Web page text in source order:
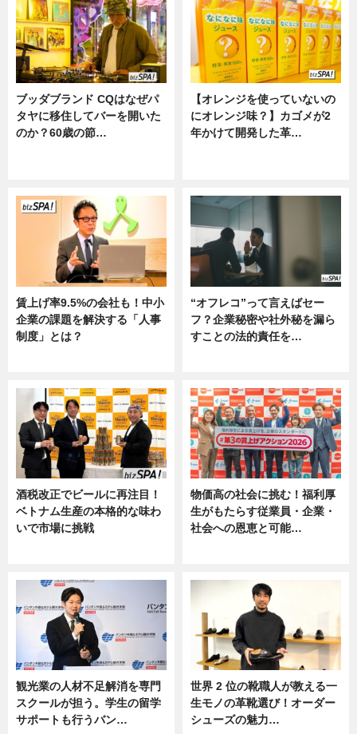
ブッダブランド CQはなぜパ
タヤに移住してバーを開いた
のか？60歳の節…
【オレンジを使っていないの
にオレンジ味？】カゴメが2
年かけて開発した革…
賃上げ率9.5%の会社も！中小
企業の課題を解決する「人事
制度」とは？
“オフレコ”って言えばセー
フ？企業秘密や社外秘を漏ら
すことの法的責任を…
酒税改正でビールに再注目！
ベトナム生産の本格的な味わ
いで市場に挑戦
物価高の社会に挑む！福利厚
生がもたらす従業員・企業・
社会への恩恵と可能…
観光業の人材不足解消を専門
スクールが担う。学生の留学
サポートも行うバン…
世界 2 位の靴職人が教える一
生モノの革靴選び！オーダー
シューズの魅力…